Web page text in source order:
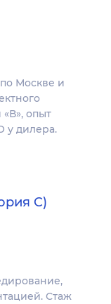
Москве и
опыт
у дилера.
C)
Стаж